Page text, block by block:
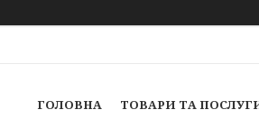
ГОЛОВНА ТОВАРИ ТА